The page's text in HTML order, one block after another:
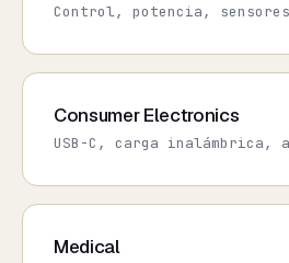
Control, potencia, sensores
Consumer Electronics
USB-C, carga inalámbrica,
Medical